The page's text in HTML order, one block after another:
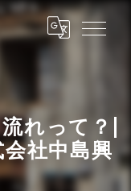
れって？|
社中島興